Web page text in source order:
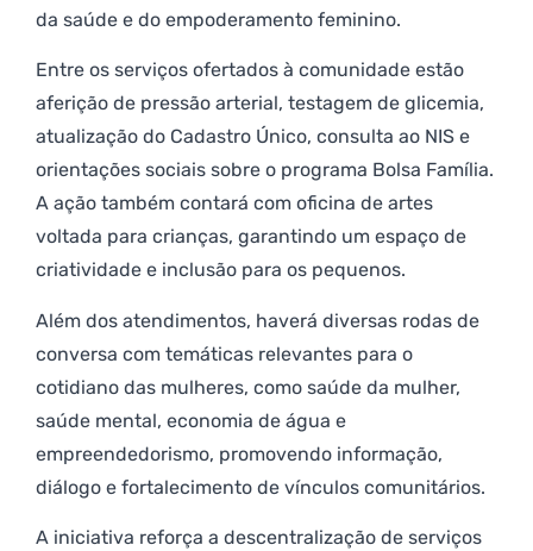
da saúde e do empoderamento feminino.
Entre os serviços ofertados à comunidade estão
aferição de pressão arterial, testagem de glicemia,
atualização do Cadastro Único, consulta ao NIS e
orientações sociais sobre o programa Bolsa Família.
A ação também contará com oficina de artes
voltada para crianças, garantindo um espaço de
criatividade e inclusão para os pequenos.
Além dos atendimentos, haverá diversas rodas de
conversa com temáticas relevantes para o
cotidiano das mulheres, como saúde da mulher,
saúde mental, economia de água e
empreendedorismo, promovendo informação,
diálogo e fortalecimento de vínculos comunitários.
A iniciativa reforça a descentralização de serviços